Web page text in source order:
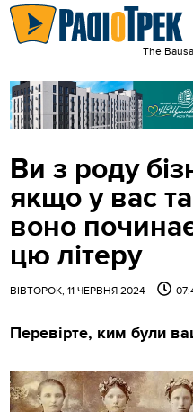
The
Ви з роду
якщо у вас
воно
цю літеру
ВІВТОРОК, 11 ЧЕРВНЯ 2024
Перевірте, ким були